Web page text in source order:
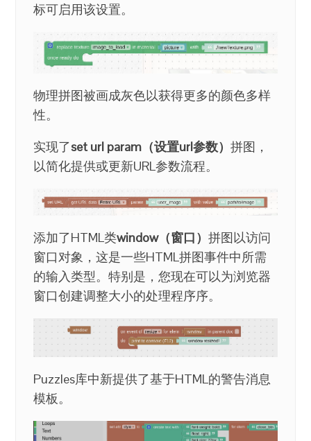
标可启用该设置。
物理拼图被画成灰色以获得更多的颜色多样
性。
实现了set url param（设置url参数）拼图，
以简化提供或更新URL参数流程。
添加了HTML类window（窗口）拼图以访问
窗口对象，这是一些HTML拼图事件中所需
的输入类型。特别是，您现在可以为浏览器
窗口创建调整大小的处理程序序。
Puzzles库中新提供了基于HTML的警告消息
模板。